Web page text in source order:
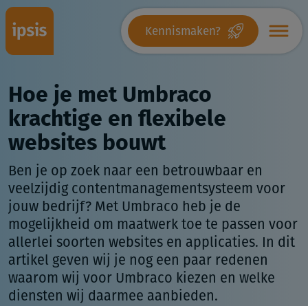
Kennismaken?
Hoe je met Umbraco
krachtige en flexibele
websites bouwt
Ben je op zoek naar een betrouwbaar en
veelzijdig contentmanagementsysteem voor
jouw bedrijf? Met Umbraco heb je de
mogelijkheid om maatwerk toe te passen voor
allerlei soorten websites en applicaties. In dit
artikel geven wij je nog een paar redenen
waarom wij voor Umbraco kiezen en welke
diensten wij daarmee aanbieden.